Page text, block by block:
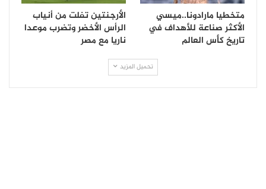
متخطيا مارادونا..ميسي
الأكثر صناعة للأهداف في
تاريخ كأس العالم
الأرجنتين تفلت من أنياب
الرأس الأخضر وتضرب موعدا
ناريا مع مصر
تحميل المزيد